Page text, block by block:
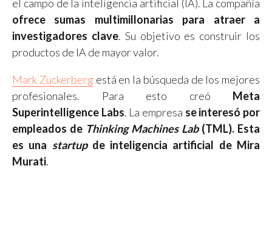
el campo de la inteligencia artificial (IA). La compañía
ofrece sumas multimillonarias para atraer a
investigadores clave. Su objetivo es construir los
productos de IA de mayor valor.
Mark Zuckerberg está en la búsqueda de los mejores
profesionales. Para esto creó Meta
Superintelligence Labs. La empresa se interesó por
empleados de Thinking Machines Lab(TML). Esta
es una startupde inteligencia artificial de Mira
Murati.